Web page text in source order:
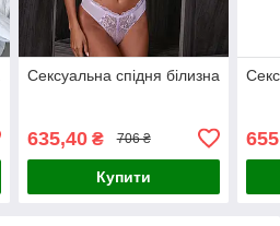
Сексуальна спідня білизна
635,40₴ 706 ₴
Купити